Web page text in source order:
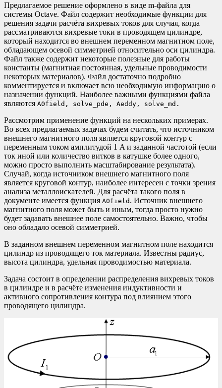
Предлагаемое решение оформлено в виде m-файла для
системы Octave. Файл содержит необходимые функции для
решения задачи расчёта вихревых токов для случая, когда
рассматриваются вихревые токи в проводящем цилиндре,
который находится во внешнем переменном магнитном поле,
обладающем осевой симметрией относительно оси цилиндра.
Файл также содержит некоторые полезные для работы
константы (магнитная постоянная, удельные проводимости
некоторых материалов). Файл достаточно подробно
комментируется и включает всю необходимую информацию о
назначении функций. Наиболее важными функциями файла
являются A0field, solve_pde, Aeddy, solve_md.
Рассмотрим применение функций на нескольких примерах.
Во всех предлагаемых задачах будем считать, что источником
внешнего магнитного поля является круговой контур с
переменным током амплитудой 1 A и заданной частотой (если
ток иной или количество витков в катушке более одного,
можно просто выполнить масштабирование результата).
Случай, когда источником внешнего магнитного поля
является круговой контур, наиболее интересен с точки зрения
анализа металлоискателей. Для расчёта такого поля в
документе имеется функция A0field . Источник внешнего
магнитного поля может быть и иным, тогда просто нужно
будет задавать внешнее поле самостоятельно. Важно, чтобы
оно обладало осевой симметрией.
В заданном внешнем переменном магнитном поле находится
цилиндр из проводящего ток материала. Известны радиус,
высота цилиндра, удельная проводимостью материала.
Задача состоит в определении распределения вихревых токов
в цилиндре и в расчёте изменения индуктивности и
активного сопротивления контура под влиянием этого
проводящего цилиндра.